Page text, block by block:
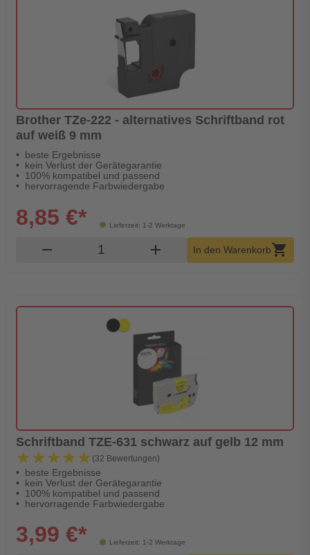
Brother TZe-222 - alternatives Schriftband rot
auf weiß 9 mm
beste Ergebnisse
kein Verlust der Gerätegarantie
100% kompatibel und passend
hervorragende Farbwiedergabe
Lieferzeit: 1-2 Werktage
8,85 €*
remove Produkt Warenkorb Menge
add In den Warenkorbshopping_cart
Schriftband TZE-631 schwarz auf gelb 12 mm
★★★★★
★★★★★ (32 Bewertungen)
beste Ergebnisse
kein Verlust der Gerätegarantie
100% kompatibel und passend
hervorragende Farbwiedergabe
Lieferzeit: 1-2 Werktage
3,99 €*